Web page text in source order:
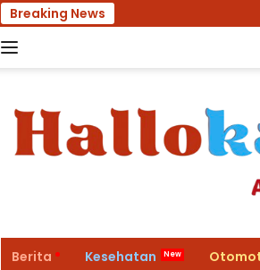
Breaking News Rumah
Berita Kesehatan